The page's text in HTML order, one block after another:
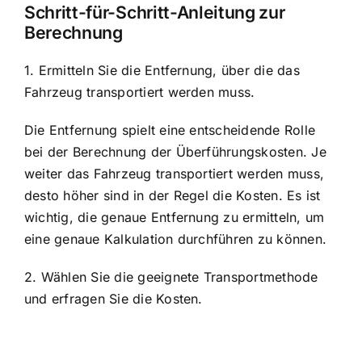
Schritt-für-Schritt-Anleitung zur
Berechnung
1. Ermitteln Sie die Entfernung, über die das
Fahrzeug transportiert werden muss.
Die Entfernung spielt eine entscheidende Rolle
bei der Berechnung der Überführungskosten. Je
weiter das Fahrzeug transportiert werden muss,
desto höher sind in der Regel die Kosten. Es ist
wichtig, die genaue Entfernung zu ermitteln, um
eine genaue Kalkulation durchführen zu können.
2. Wählen Sie die geeignete Transportmethode
und erfragen Sie die Kosten.